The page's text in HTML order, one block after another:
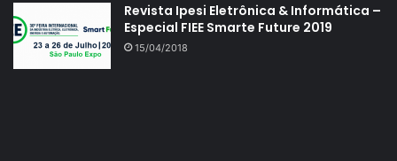
Revista Ipesi Eletrônica & Informática –
Especial FIEE Smarte Future 2019
15/04/2018